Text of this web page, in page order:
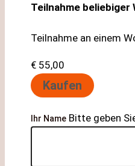
Teilnahme beliebiger
Teilnahme an einem
€ 55,00
Kaufen
Ihr Name Bitte geben